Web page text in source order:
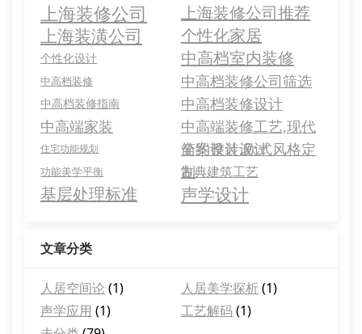
上海装修公司 上海装修公司推荐
上海装潢公司 个性化家居
个性化设计 中高档室内装修
中高档装修 中高档装修公司筛选
中高档装修指南
中高档装修设计
中高端家装
中高端装修工艺,现代
简约设计,欧式风格定
制
住宅功能规划 全案整装设计
功能美学平衡 古典建筑工艺
基层处理标准 声学设计
文章分类
人居空间论 (1) 人居美学探析(1)
声学应用 (1) 工艺解码 (1)